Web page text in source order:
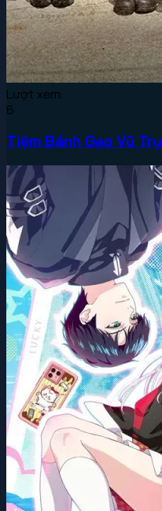
Lượt xem:
6
Tiệm Bánh Gạo Vũ Trụ